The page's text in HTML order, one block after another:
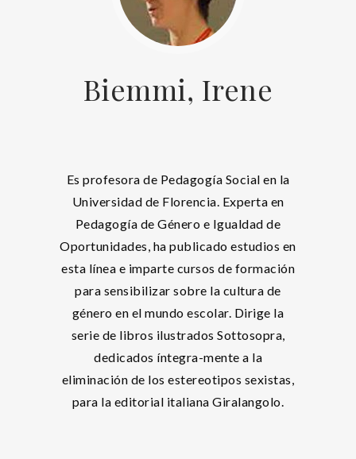
Biemmi, Irene
Es profesora de Pedagogía Social en la
Universidad de Florencia. Experta en
Pedagogía de Género e Igualdad de
Oportunidades, ha publicado estudios en
esta línea e imparte cursos de formación
para sensibilizar sobre la cultura de
género en el mundo escolar. Dirige la
serie de libros ilustrados Sottosopra,
dedicados íntegra-mente a la
eliminación de los estereotipos sexistas,
para la editorial italiana Giralangolo.